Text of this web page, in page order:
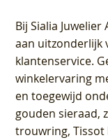
BijSialia
aan uitzonderlijk
klantenservice.
winkelervaring
en toegewijd
gouden sieraad,
trouwring, Tissot